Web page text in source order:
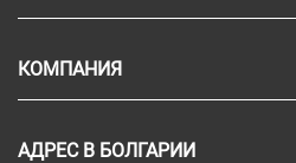
КОМПАНИЯ
АДРЕС В БОЛГАРИИ